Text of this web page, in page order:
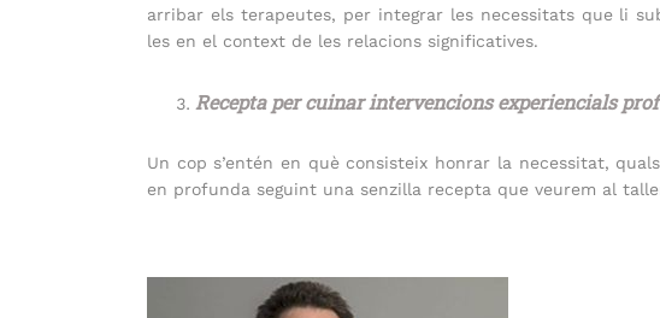
arribar els terapeutes, per integrar les necessitats que li
les en el context de les relacions significatives.
Recepta per cuinar intervencions experiencials
Un cop s’entén en què consisteix honrar la necessitat,
en profunda seguint una senzilla recepta que veurem al